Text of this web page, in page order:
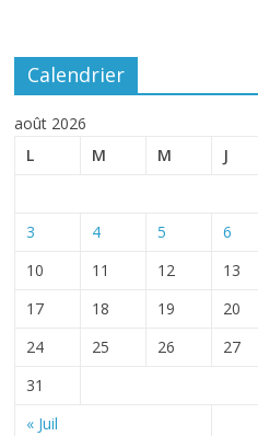
Calendrier
août 2026
L
M M J
« Juil
3
4 5 6
10
11 12 13
17
18 19 20
24
25 26 27
31